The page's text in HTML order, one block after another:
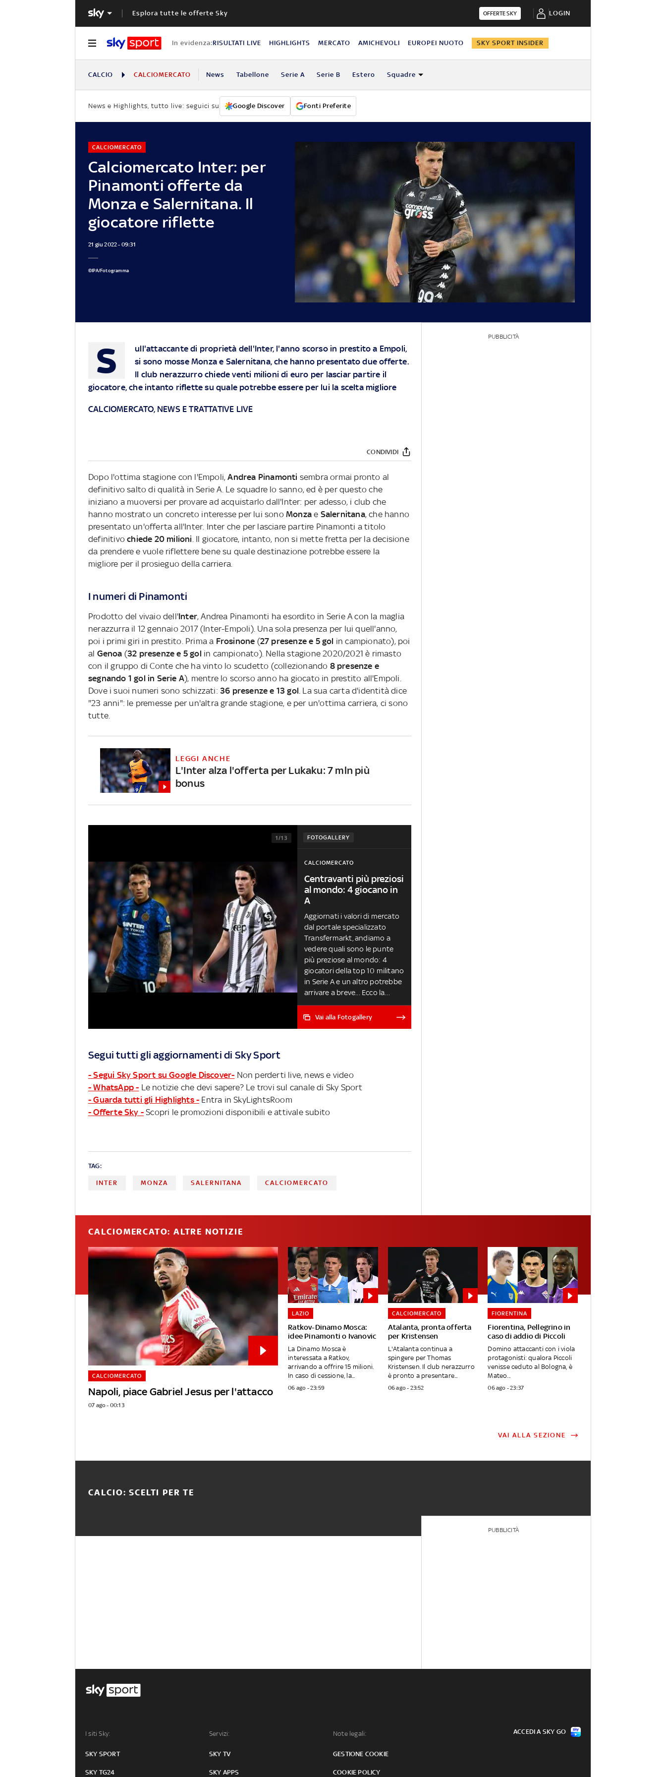
Esplora tutte le offerte Sky OFFERTE SKY LOGIN
In evidenza:RISULTATI LIVE HIGHLIGHTS MERCATO AMICHEVOLI EUROPEI NUOTO SKY SPORT INSIDER
CALCIO CALCIOMERCATO News Tabellone Serie A Serie B Estero Squadre
News e Highlights, tutto live: seguici su Google Discover Fonti Preferite
Calciomercato Inter: per
Pinamonti offerte da
Monza e Salernitana. Il
giocatore riflette
CALCIOMERCATO
21 giu 2022 - 09:31
©IPA/Fotogramma
S
ull'attaccante di proprietà dell'Inter, l'anno scorso in prestito a Empoli,
si sono mosse Monza e Salernitana, che hanno presentato due offerte.
Il club nerazzurro chiede venti milioni di euro per lasciar partire il
giocatore, che intanto riflette su quale potrebbe essere per lui la scelta migliore
CALCIOMERCATO, NEWS E TRATTATIVE LIVE
CONDIVIDI
Dopo l'ottima stagione con l'Empoli,Andrea Pinamonti sembra ormai pronto al
definitivo salto di qualità in Serie A. Le squadre lo sanno, ed è per questo che
iniziano a muoversi per provare ad acquistarlo dall'Inter: per adesso, i club che
hanno mostrato un concreto interesse per lui sono Monzae Salernitana, che hanno
presentato un'offerta all'Inter. Inter che per lasciare partire Pinamonti a titolo
definitivochiede 20 milioni. Il giocatore, intanto, non si mette fretta per la decisione
da prendere e vuole riflettere bene su quale destinazione potrebbe essere la
migliore per il prosieguo della carriera.
I numeri di Pinamonti
Prodotto del vivaio dell'Inter, Andrea Pinamonti ha esordito in Serie A con la maglia
nerazzurra il 12 gennaio 2017 (Inter-Empoli). Una sola presenza per lui quell'anno,
poi i primi giri in prestito. Prima a Frosinone (27 presenze e 5 gol in campionato), poi
al Genoa (32 presenze e 5 gol in campionato). Nella stagione 2020/2021 è rimasto
con il gruppo di Conte che ha vinto lo scudetto (collezionando 8 presenze e
segnando 1 gol in Serie A), mentre lo scorso anno ha giocato in prestito all'Empoli.
Dove i suoi numeri sono schizzati: 36 presenze e 13 gol. La sua carta d'identità dice
"23 anni": le premesse per un'altra grande stagione, e per un'ottima carriera, ci sono
tutte.
LEGGI ANCHE
L'Inter alza l'offerta per Lukaku: 7 mln più
bonus
FOTOGALLERY
1/13
CALCIOMERCATO
Centravanti più preziosi
al mondo: 4 giocano in
A
Aggiornati i valori di mercato
dal portale specializzato
Transfermarkt, andiamo a
vedere quali sono le punte
più preziose al mondo: 4
giocatori della top 10 militano
in Serie A e un altro potrebbe
arrivare a breve... Ecco la
classifica completa
Vai alla Fotogallery
Segui tutti gli aggiornamenti di Sky Sport
- Segui Sky Sport su Google Discover- Non perderti live, news e video
- WhatsApp - Le notizie che devi sapere? Le trovi sul canale di Sky Sport
- Guarda tutti gli Highlights - Entra in SkyLightsRoom
- Offerte Sky - Scopri le promozioni disponibili e attivale subito
TAG:
INTER MONZA SALERNITANA CALCIOMERCATO
PUBBLICITÀ
CALCIOMERCATO: ALTRE NOTIZIE
Napoli, piace Gabriel Jesus per l'attacco
CALCIOMERCATO
07 ago - 00:13
Ratkov-Dinamo Mosca:
idee Pinamonti o Ivanovic
LAZIO
La Dinamo Mosca è
interessata a Ratkov,
arrivando a offrire 15 milioni.
In caso di cessione, la...
06 ago - 23:59
Atalanta, pronta offerta
per Kristensen
CALCIOMERCATO
L'Atalanta continua a
spingere per Thomas
Kristensen. Il club nerazzurro
è pronto a presentare...
06 ago - 23:52
Fiorentina, Pellegrino in
caso di addio di Piccoli
FIORENTINA
Domino attaccanti con i viola
protagonisti: qualora Piccoli
venisse ceduto al Bologna, è
Mateo...
06 ago - 23:37
VAI ALLA SEZIONE
CALCIO: SCELTI PER TE
PUBBLICITÀ
I siti Sky:
SKY SPORT
SKY TG24
Servizi:
SKY TV
SKY APPS
Note legali:
GESTIONE COOKIE
COOKIE POLICY
ACCEDI A SKY GO